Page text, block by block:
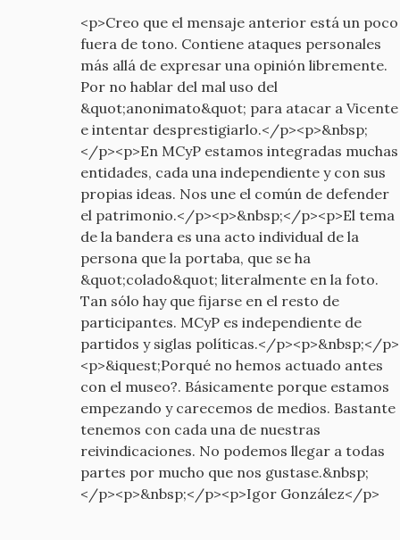
mcyp-
old
<p>Creo que el mensaje anterior está un poco
fuera de tono. Contiene ataques personales
más allá de expresar una opinión libremente.
Por no hablar del mal uso del
&quot;anonimato&quot; para atacar a Vicente
e intentar desprestigiarlo.</p><p>&nbsp;
</p><p>En MCyP estamos integradas muchas
entidades, cada una independiente y con sus
propias ideas. Nos une el común de defender
el patrimonio.</p><p>&nbsp;</p><p>El tema
de la bandera es una acto individual de la
persona que la portaba, que se ha
&quot;colado&quot; literalmente en la foto.
Tan sólo hay que fijarse en el resto de
participantes. MCyP es independiente de
partidos y siglas políticas.</p><p>&nbsp;</p>
<p>&iquest;Porqué no hemos actuado antes
con el museo?. Básicamente porque estamos
empezando y carecemos de medios. Bastante
tenemos con cada una de nuestras
reivindicaciones. No podemos llegar a todas
partes por mucho que nos gustase.&nbsp;
</p><p>&nbsp;</p><p>Igor González</p>